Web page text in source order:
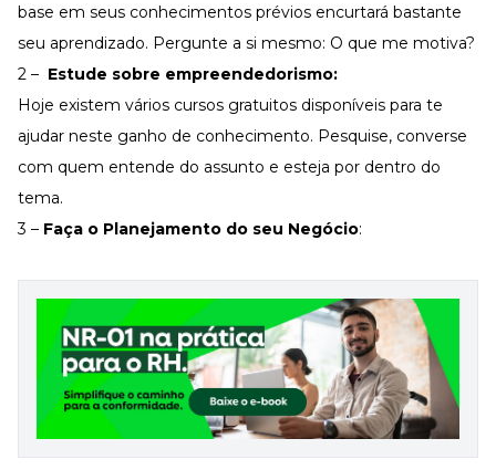
Ferramentas e Templates
Para agilizar o seu trabalho
Infográfico
Conteúdo prático e rápido
Materiais centralizados
Lives
Newsletters
base em seus conhecimentos prévios encurtará bastante
seu aprendizado. Pergunte a si mesmo: O que me motiva?
2 – Estude sobre empreendedorismo:
Hoje existem vários cursos gratuitos disponíveis para te
ajudar neste ganho de conhecimento. Pesquise, converse
com quem entende do assunto e esteja por dentro do
tema.
3 – Faça o Planejamento do seu Negócio: